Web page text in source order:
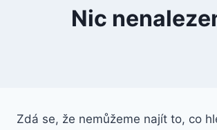
Nic
Zdá se, že nemůžeme najít to, co